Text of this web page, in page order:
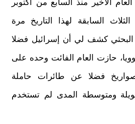
الأخير منذ السابع من أكتوبر
الثلاث السابقة لهذا التاريخ مرة
البحثي كشف لي أن إسرائيل فضلا
سلاحا نوويا، حازت العام الفائت وحده على
فضلا عن طائرات حاملة
ومتوسطة المدى لم تستخدم